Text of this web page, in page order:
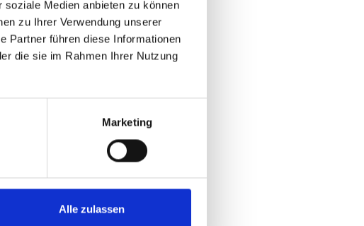
Medien anbieten zu können
zu Ihrer Verwendung unserer
Partner führen diese Informationen
die sie im Rahmen Ihrer Nutzung
Marketing
Alle zulassen